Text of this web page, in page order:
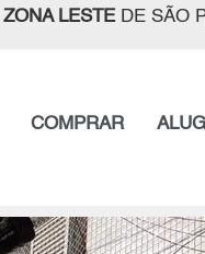
ZONA LESTEDE SÃO
COMPRAR